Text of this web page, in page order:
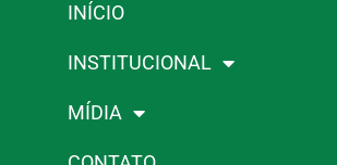
INÍCIO
INSTITUCIONAL
MÍDIA